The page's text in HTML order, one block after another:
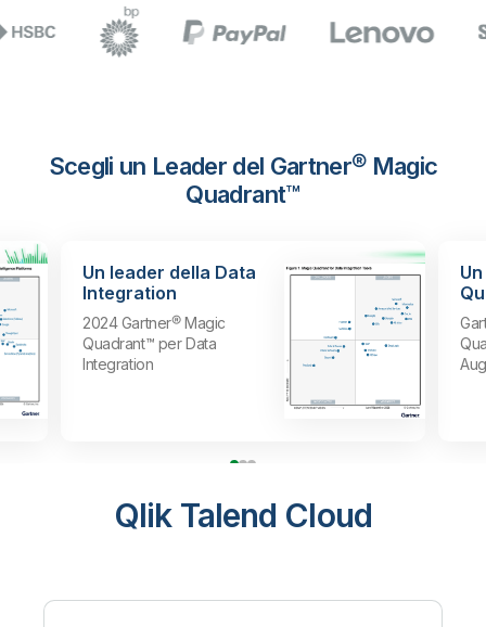
Scegli un Leader del Gartner® Magic
Quadrant™
Un leader della Data
Integration
2024 Gartner® Magic
Quadrant™ per Data
Integration
Qlik Talend Cloud